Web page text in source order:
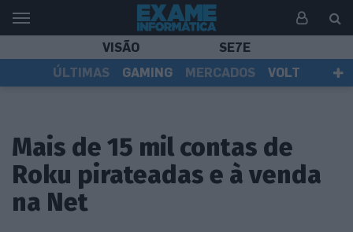
VISÃO
SE7E
ÚLTIMAS
GAMING MERCADOS
VOLT
Mais de 15 mil contas de
Roku pirateadas e à venda
na Net